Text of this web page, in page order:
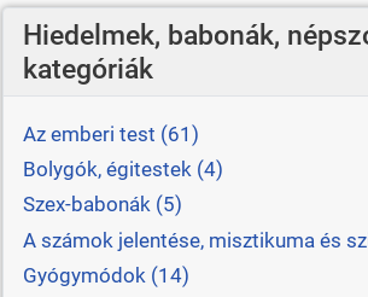
Hiedelmek, babonák,
kategóriák
Az emberi test (61)
Bolygók, égitestek (4)
Szex-babonák (5)
A számok jelentése, misztikuma és
Gyógymódok (14)